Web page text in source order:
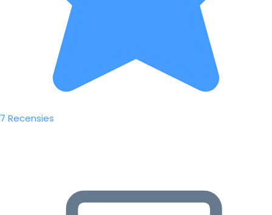
7 Recensies